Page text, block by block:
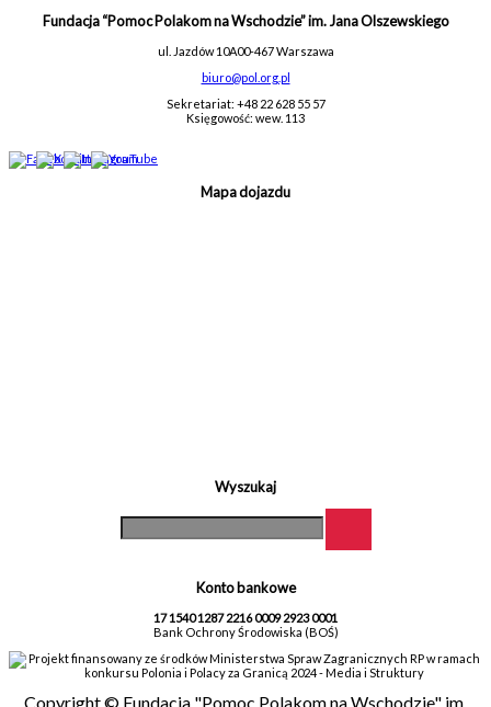
Fundacja “Pomoc Polakom na Wschodzie” im. Jana Olszewskiego
ul. Jazdów 10A00-467 Warszawa
biuro@pol.org.pl
Sekretariat: +48 22 628 55 57
Księgowość: wew. 113
Mapa dojazdu
Wyszukaj
Konto bankowe
17 1540 1287 2216 0009 2923 0001
Bank Ochrony Środowiska (BOŚ)
Projekt finansowany ze środków Ministerstwa Spraw Zagranicznych RP w ramach
konkursu Polonia i Polacy za Granicą 2024 - Media i Struktury
Copyright © Fundacja "Pomoc Polakom na Wschodzie" im.